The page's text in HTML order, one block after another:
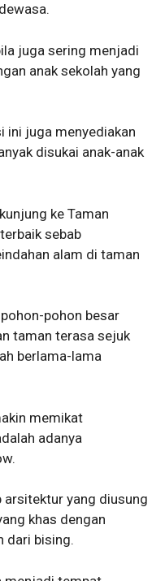
juga sering menjadi
anak sekolah yang
ini juga menyediakan
disukai anak-anak
ke Taman
sebab
alam di taman
pohon besar
taman terasa sejuk
berlama-lama
memikat
adanya
arsitektur yang diusung
khas dengan
dari bising.